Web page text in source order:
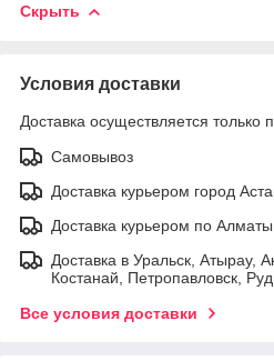
Скрыть
Условия доставки
Доставка осуществляется только
Самовывоз
Доставка курьером город
Доставка курьером по Алматы
Доставка в Уральск, Атырау,
Костанай, Петропавловск,
Все условия доставки